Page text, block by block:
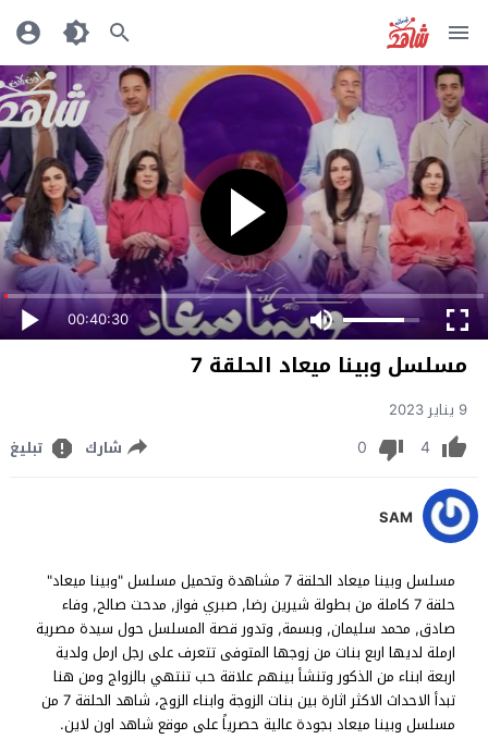
00:40:30
مسلسل وبينا ميعاد الحلقة 7
9 يناير 2023
4
0 شارك تبليغ
SAM
مسلسل وبينا ميعاد الحلقة 7 مشاهدة وتحميل مسلسل "وبينا ميعاد"
حلقة 7 كاملة من بطولة شيرين رضا, صبري فواز, مدحت صالح, وفاء
صادق, محمد سليمان, وبسمة, وتدور قصة المسلسل حول سيدة مصرية
ارملة لديها اربع بنات من زوجها المتوفى تتعرف على رجل ارمل ولدية
اربعة ابناء من الذكور وتنشأ بينهم علاقة حب تنتهي بالزواج ومن هنا
تبدأ الاحداث الاكثر اثارة بين بنات الزوجة وابناء الزوج، شاهد الحلقة 7 من
مسلسل وبينا ميعاد بجودة عالية حصرياً على موقع شاهد اون لاين.